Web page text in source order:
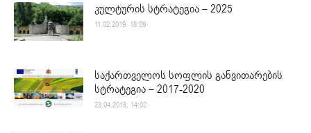
კულტურის სტრატეგია – 2025
11.02.2019. 18:09
საქართველოს სოფლის განვითარების
სტრატეგია – 2017-2020
23.04.2018. 14:02